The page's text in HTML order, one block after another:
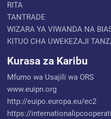
RITA
TANTRADE
WIZARA YA VIWANDA NA
KITUO CHA UWEKEZAJI
Kurasa za Karibu
Mfumo wa Usajili wa ORS
www.euipn.org
http://euipo.europa.eu/ec2
https://